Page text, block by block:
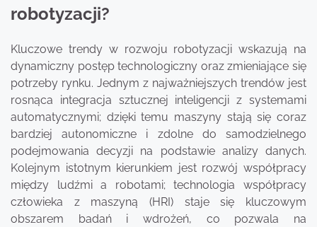
robotyzacji?
Kluczowe trendy w rozwoju robotyzacji wskazują na
dynamiczny postęp technologiczny oraz zmieniające się
potrzeby rynku. Jednym z najważniejszych trendów jest
rosnąca integracja sztucznej inteligencji z systemami
automatycznymi; dzięki temu maszyny stają się coraz
bardziej autonomiczne i zdolne do samodzielnego
podejmowania decyzji na podstawie analizy danych.
Kolejnym istotnym kierunkiem jest rozwój współpracy
między ludźmi a robotami; technologia współpracy
człowieka z maszyną (HRI) staje się kluczowym
obszarem badań i wdrożeń, co pozwala na